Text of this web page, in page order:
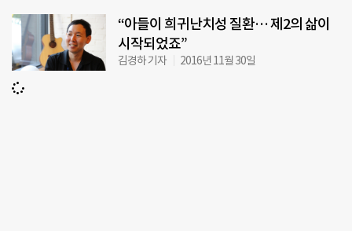
“아들이 희귀난치성 질환… 제2의 삶이
시작되었죠”
김경하 기자 2016년 11월 30일